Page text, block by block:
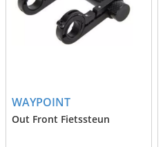
WAYPOINT
Out Front Fietssteun